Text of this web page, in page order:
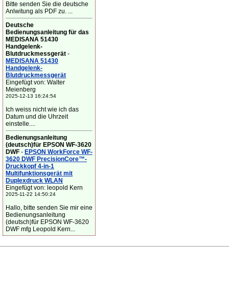
Bitte senden Sie die deutsche
Anlwitung als PDF zu. ...
Deutsche
Bedienungsanleitung für das
MEDISANA 51430
Handgelenk-
Blutdruckmessgerät -
MEDISANA 51430
Handgelenk-
Blutdruckmessgerät
Eingefügt von: Walter
Meienberg
2025-12-13 16:24:54
Ich weiss nicht wie ich das
Datum und die Uhrzeit
einstelle....
Bedienungsanleitung
(deutsch)für EPSON WF-3620
DWF - EPSON WorkForce WF-
3620 DWF PrecisionCore™-
Druckkopf 4-in-1
Multifunktionsgerät mit
Duplexdruck WLAN
Eingefügt von: leopold Kern
2025-11-22 14:50:24
Hallo, bitte senden Sie mir eine
Bedienungsanleitung
(deutsch)für EPSON WF-3620
DWF mfg Leopold Kern...